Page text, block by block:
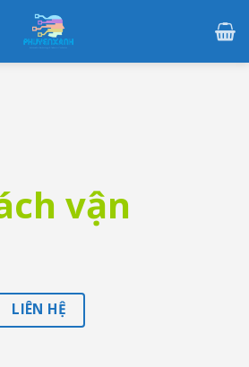
vận
LIÊN HỆ